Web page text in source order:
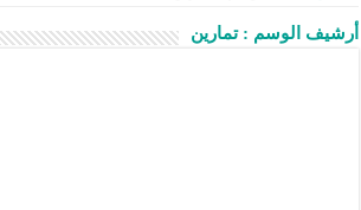
أرشيف الوسم :تمارين